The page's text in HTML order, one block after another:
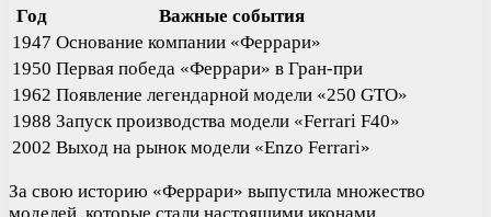
Год
Важные события
1947 Основание компании «Феррари»
1950 Первая победа «Феррари» в Гран-при
1962 Появление легендарной модели «250 GTO»
1988 Запуск производства модели «Ferrari F40»
2002 Выход на рынок модели «Enzo Ferrari»
За свою историю «Феррари» выпустила множество
моделей, которые стали настоящими иконами